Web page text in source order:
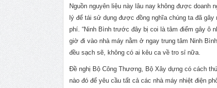
Nguồn nguyên liệu này lâu nay không được doanh
lý để tái sử dụng được đồng nghĩa chúng ta đã gây
phí. “Ninh Bình trước đây bị coi là tâm điểm gây ô
giờ đi vào nhà máy nằm ở ngay trung tâm Ninh
đều sạch sẽ, không có ai kêu ca về tro sỉ nữa.
Đề nghị Bộ Công Thương, Bộ Xây dựng có cách
nào đó để yêu cầu tất cả các nhà máy nhiệt điện